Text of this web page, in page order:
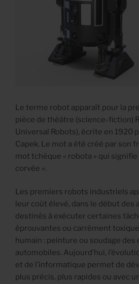
Le terme robot apparaît pour la
pièce de théâtre (science-fiction) R.
Universal Robots), écrite en 1920
Capek. Le mot a été créé par son
mot tchèque « robota » qui signifie
corvée ».
Les premiers robots industriels
leur coût élevé, dans le début des
destinés à exécuter certaines
éprouvantes ou carrément
humain : peinture ou soudage des
automobiles. Aujourd’hui,
et de l’informatique permet de
plus précis, plus rapides ou avec